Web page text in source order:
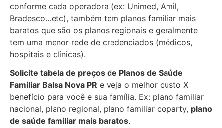
conforme cada operadora (ex: Unimed, Amil,
Bradesco…etc), também tem planos familiar mais
baratos que são os planos regionais e geralmente
tem uma menor rede de credenciados (médicos,
hospitais e clínicas).
Solicite tabela de preços de Planos de Saúde
Familiar Balsa Nova PR e veja o melhor custo X
benefício para você e sua família. Ex: plano familiar
nacional, plano regional, plano familiar coparty, plano
de saúde familiar mais baratos.